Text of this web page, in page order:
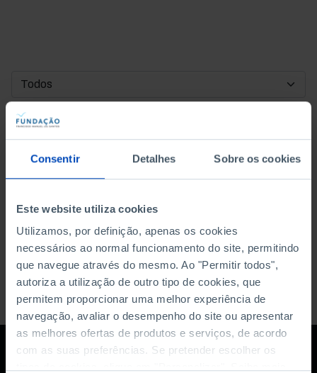
Consentir Detalhes Sobre os cookies
Este website utiliza cookies
Utilizamos, por definição, apenas os cookies
necessários ao normal funcionamento do site, permitindo
que navegue através do mesmo. Ao "Permitir todos",
autoriza a utilização de outro tipo de cookies, que
permitem proporcionar uma melhor experiência de
navegação, avaliar o desempenho do site ou apresentar
as melhores ofertas de produtos e serviços, de acordo
com as suas preferências. Se pretender escolher os
DATA DE INÍCIO
DATA DE FIM